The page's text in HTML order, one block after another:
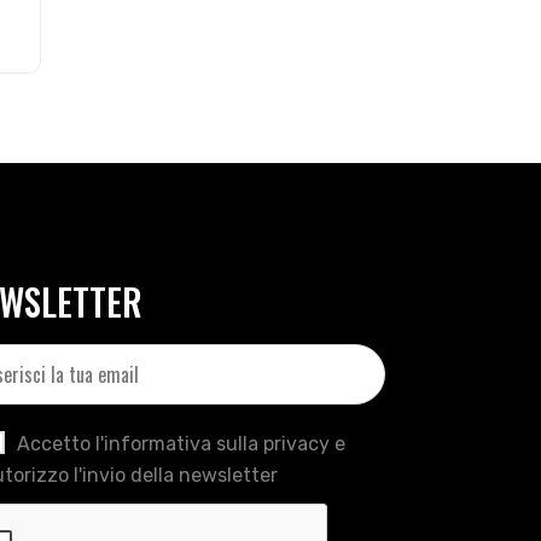
Accetto l'informativa sulla privacy e
l'invio della newsletter